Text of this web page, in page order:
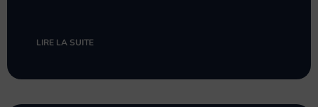
LIRE LA SUITE